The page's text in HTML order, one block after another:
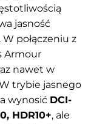
jasność
. W połączeniu z
Armour
nawet w
trybie jasnego
wynosić DCI-
HDR10+, ale